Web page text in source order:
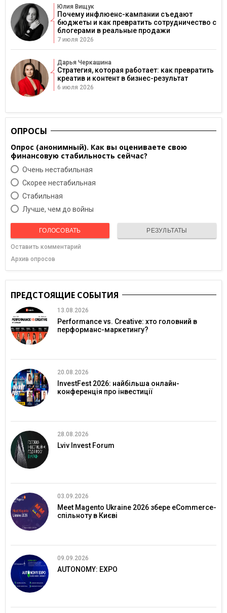
Юлия Вищук
Почему инфлюенс-кампании съедают
бюджеты и как превратить сотрудничество с
блогерами в реальные продажи
7 июля 2026
Дарья Черкашина
Стратегия, которая работает: как превратить
креатив и контент в бизнес-результат
6 июля 2026
ОПРОСЫ
Опрос (анонимный). Как вы оцениваете свою
финансовую стабильность сейчас?
Очень нестабильная
Скорее нестабильная
Cтабильная
Лучше, чем до войны
ГОЛОСОВАТЬ РЕЗУЛЬТАТЫ
Оставить комментарий
Архив опросов
ПРЕДСТОЯЩИЕ СОБЫТИЯ
13.08.2026
Performance vs. Creative: хто головний в
перформанс-маркетингу?
20.08.2026
InvestFest 2026: найбільша онлайн-
конференція про інвестиції
28.08.2026
Lviv Invest Forum
03.09.2026
Meet Magento Ukraine 2026 збере eCommerce-
спільноту в Києві
09.09.2026
AUTONOMY: EXPO